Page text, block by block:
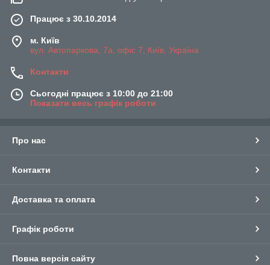
Працює з 30.10.2014
м. Київ
вул. Автопаркова, 7а, офіс 7, Київ, Україна
Контакти
Сьогодні працює з 10:00 до 21:00
Показати весь графік роботи
Про нас
Контакти
Доставка та оплата
Графік роботи
Повна версія сайту